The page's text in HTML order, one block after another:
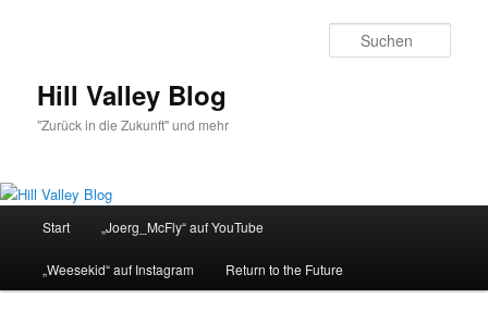
Hill Valley Blog
"Zurück in die Zukunft" und mehr
Start „Joerg_McFly“ auf YouTube
„Weesekid“ auf Instagram Return to the Future